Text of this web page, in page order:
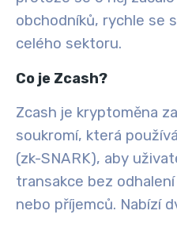
obchodníků, rychle se
celého sektoru.
Co je Zcash?
Zcash je kryptoměna
soukromí, která
(zk-SNARK), aby
transakce bez
nebo příjemců. Nabízí